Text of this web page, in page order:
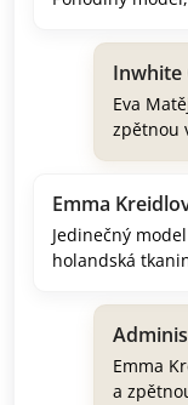
Inwhite
Eva
zpětnou
Emma
Jedinečný
holandská
Emma
a